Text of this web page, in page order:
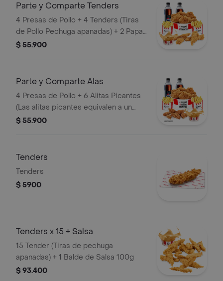
Parte y Comparte Tenders
4 Presas de Pollo + 4 Tenders (Tiras
de Pollo Pechuga apanadas) + 2 Papas
Pequeñas + 1 Balde de Salsa 100g + 2
$ 55.900
Parte y Comparte Alas
4 Presas de Pollo + 6 Alitas Picantes
(Las alitas picantes equivalen a un
trozo de ala) + 2 Papas Pequeñas + 2
$ 55.900
Tenders
Tenders
$ 5900
Tenders x 15 + Salsa
15 Tender (Tiras de pechuga
apanadas) + 1 Balde de Salsa 100g
$ 93.400